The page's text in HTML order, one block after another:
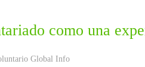
como una
Global Info